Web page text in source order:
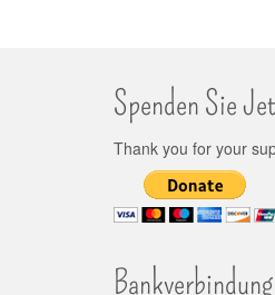
Spenden Sie
Thank you for your
Bankverbindung